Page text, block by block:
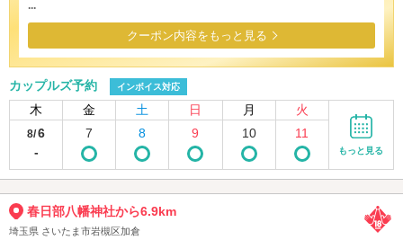
...
クーポン内容をもっと見る
カップルズ予約 インボイス対応
木 金 土 日 月 火
8/6
-
7 8 9 10 11
もっと見る
春日部八幡神社から6.9km
埼玉県 さいたま市岩槻区加倉